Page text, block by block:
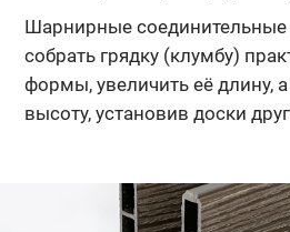
Шарнирные
собрать грядку (клумбу)
формы, увеличить её длину,
высоту, установив доски